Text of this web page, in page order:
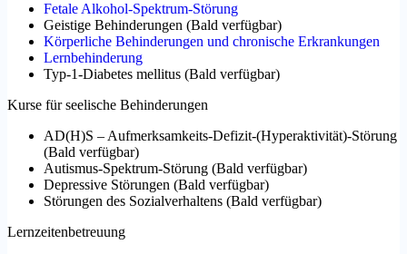
Fetale Alkohol-Spektrum-Störung
Geistige Behinderungen (Bald verfügbar)
Körperliche Behinderungen und chronische Erkrankungen
Lernbehinderung
Typ-1-Diabetes mellitus (Bald verfügbar)
Kurse für seelische Behinderungen
AD(H)S – Aufmerksamkeits-Defizit-(Hyperaktivität)-Störung
(Bald verfügbar)
Autismus-Spektrum-Störung (Bald verfügbar)
Depressive Störungen (Bald verfügbar)
Störungen des Sozialverhaltens (Bald verfügbar)
Lernzeitenbetreuung